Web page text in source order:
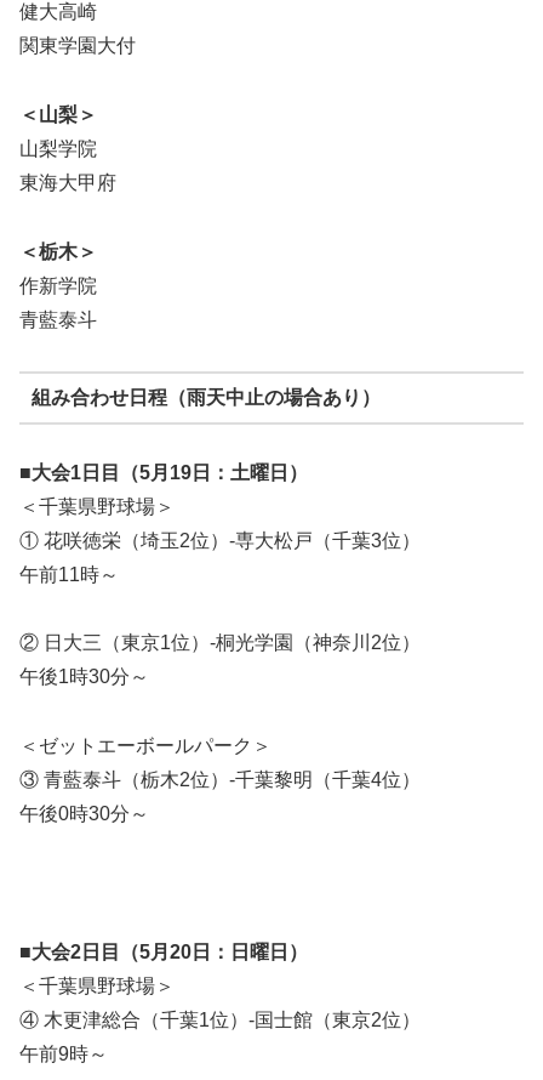
健大高崎
関東学園大付
＜山梨＞
山梨学院
東海大甲府
＜栃木＞
作新学院
青藍泰斗
組み合わせ日程（雨天中止の場合あり）
■大会1日目（5月19日：土曜日）
＜千葉県野球場＞
① 花咲徳栄（埼玉2位）-専大松戸（千葉3位）
午前11時～
② 日大三（東京1位）-桐光学園（神奈川2位）
午後1時30分～
＜ゼットエーボールパーク＞
③ 青藍泰斗（栃木2位）-千葉黎明（千葉4位）
午後0時30分～
■大会2日目（5月20日：日曜日）
＜千葉県野球場＞
④ 木更津総合（千葉1位）-国士館（東京2位）
午前9時～